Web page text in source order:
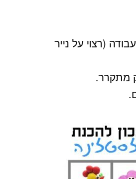
(רצוי על נייר
מתקרר.